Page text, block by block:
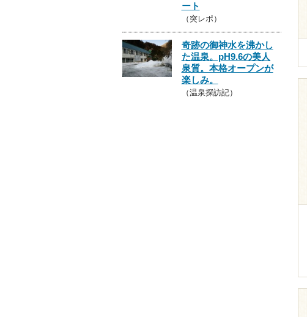
ート
（突レポ）
奇跡の御神水を沸かし
た温泉。pH9.6の美人
泉質。本格オープンが
楽しみ。
（温泉探訪記）